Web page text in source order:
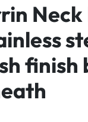
Neck
finish